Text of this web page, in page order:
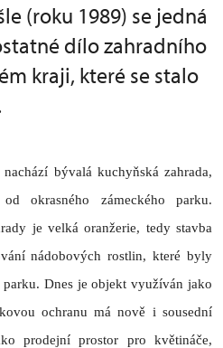
(roku 1989) se jedná
dílo zahradního
kraji, které se stalo
bývalá kuchyňská zahrada,
okrasného zámeckého parku.
je velká oranžerie, tedy stavba
nádobových rostlin, které byly
Dnes je objekt využíván jako
ochranu má nově i sousední
prodejní prostor pro květináče,